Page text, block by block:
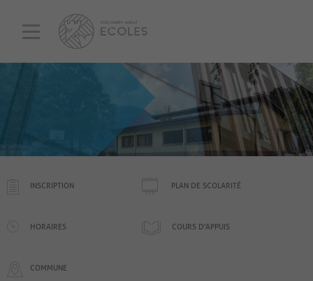
INSCRIPTION PLAN DE SCOLARITÉ
HORAIRES COURS D'APPUIS
COMMUNE